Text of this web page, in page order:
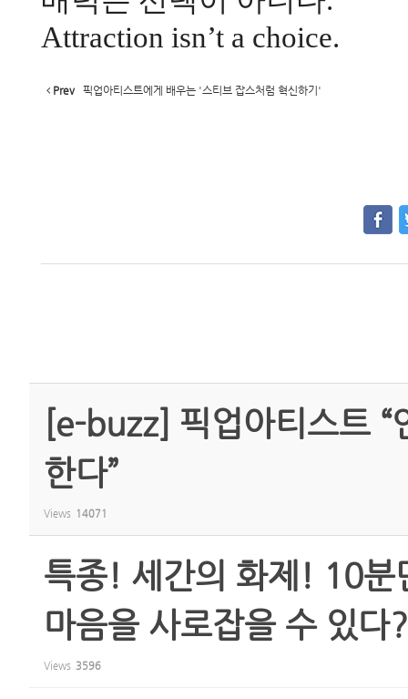
Attraction isn’t a choice.
Prev 픽업아티스트에게 배우는 '스티브 잡스처럼 혁신하기'
[e-buzz] 픽업아티스트 “
한다”
Views 14071
특종! 세간의 화제! 10분
마음을 사로잡을 수 있다?
Views 3596